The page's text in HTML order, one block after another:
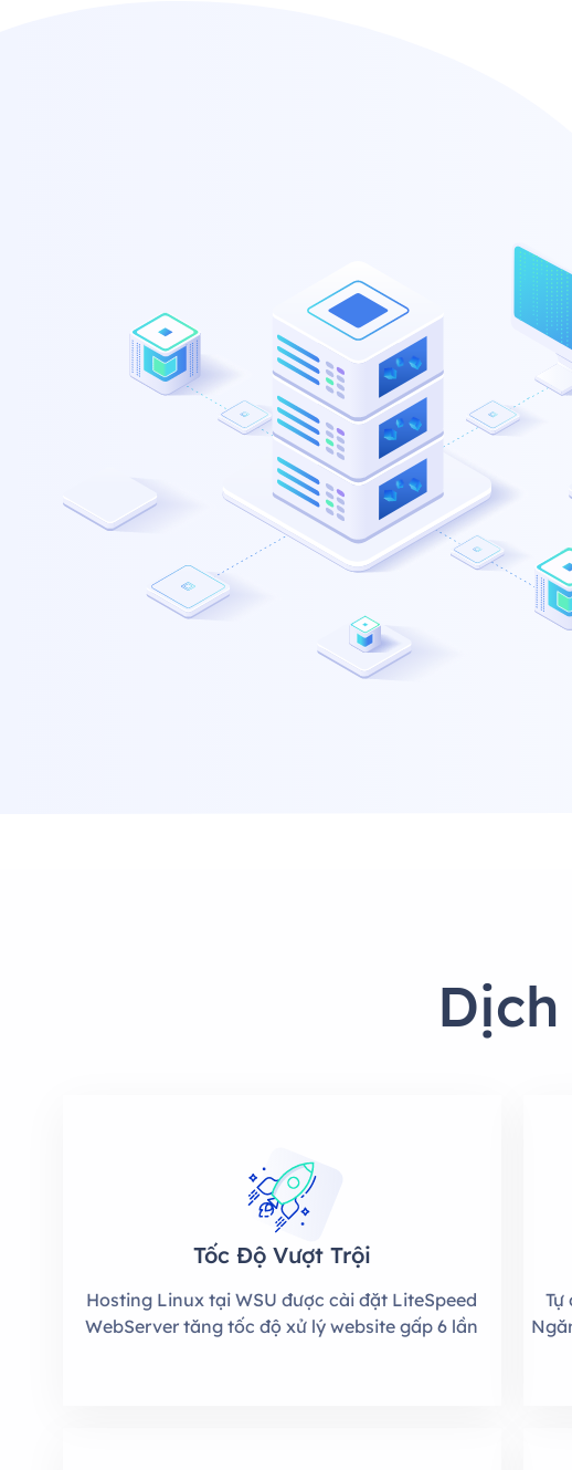
Tốc Độ Vượt Trội
Hosting Linux tại WSU được cài đặt LiteSpeed
WebServer tăng tốc độ xử lý website gấp 6 lần